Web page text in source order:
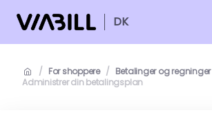
DK
/ For shoppere / Betalinger og regninger
Administrer din betalingsplan